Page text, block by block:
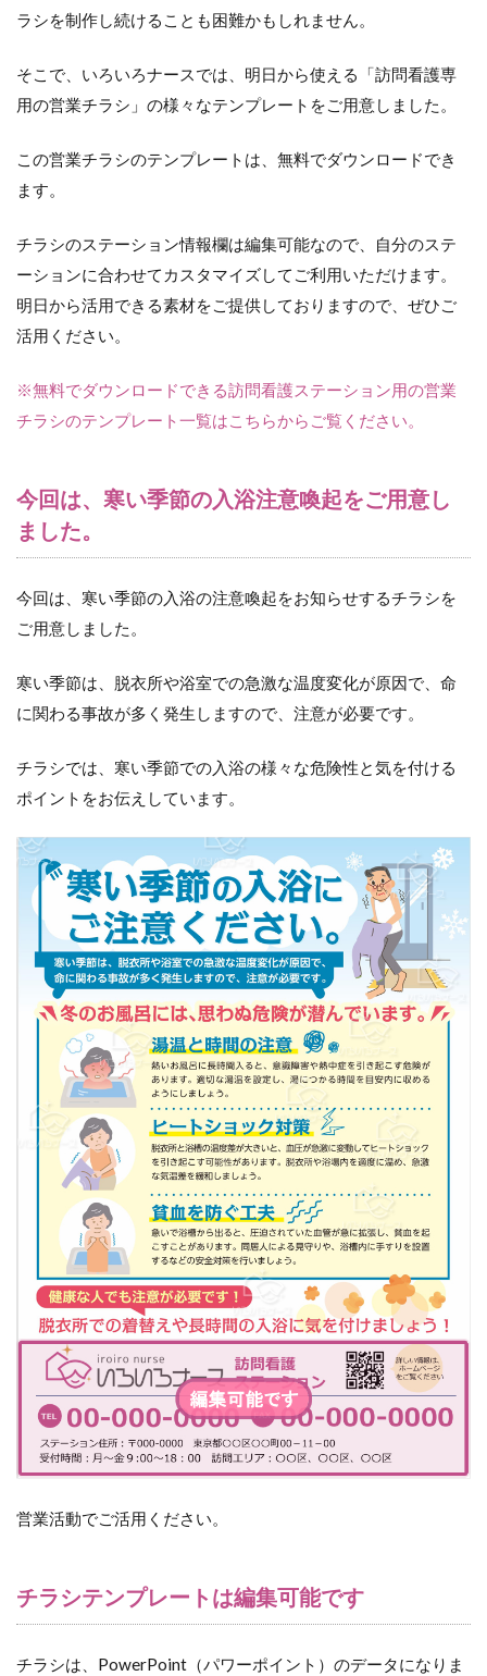
ラシを制作し続けることも困難かもしれません。
そこで、いろいろナースでは、明日から使える「訪問看護専
用の営業チラシ」の様々なテンプレートをご用意しました。
この営業チラシのテンプレートは、無料でダウンロードでき
ます。
チラシのステーション情報欄は編集可能なので、自分のステ
ーションに合わせてカスタマイズしてご利用いただけます。
明日から活用できる素材をご提供しておりますので、ぜひご
活用ください。
※無料でダウンロードできる訪問看護ステーション用の営業
チラシのテンプレート一覧はこちらからご覧ください。
今回は、寒い季節の入浴注意喚起をご用意し
ました。
今回は、寒い季節の入浴の注意喚起をお知らせするチラシを
ご用意しました。
寒い季節は、脱衣所や浴室での急激な温度変化が原因で、命
に関わる事故が多く発生しますので、注意が必要です。
チラシでは、寒い季節での入浴の様々な危険性と気を付ける
ポイントをお伝えしています。
営業活動でご活用ください。
チラシテンプレートは編集可能です
チラシは、PowerPoint（パワーポイント）のデータになりま